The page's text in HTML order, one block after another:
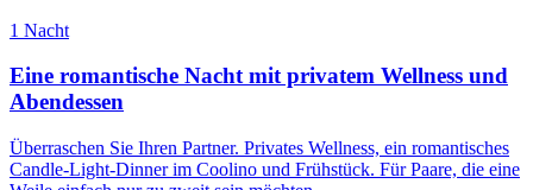
1 Nacht
Eine romantische Nacht mit privatem Wellness und
Abendessen
Überraschen Sie Ihren Partner. Privates Wellness, ein romantisches
Candle-Light-Dinner im Coolino und Frühstück. Für Paare, die eine